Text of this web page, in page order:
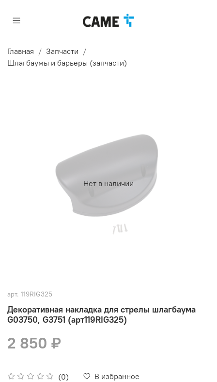
Главная
Запчасти
Шлагбаумы и барьеры (запчасти)
Нет в наличии
арт. 119RIG325
Декоративная накладка для стрелы шлагбаума
G03750, G3751 (арт119RIG325)
(0) В избранное
2 850 ₽